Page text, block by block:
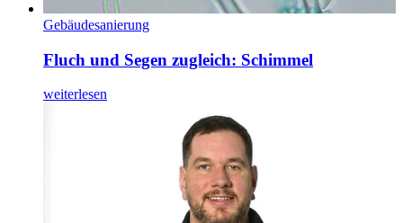
Gebäudesanierung
Fluch und Segen zugleich: Schimmel
weiterlesen